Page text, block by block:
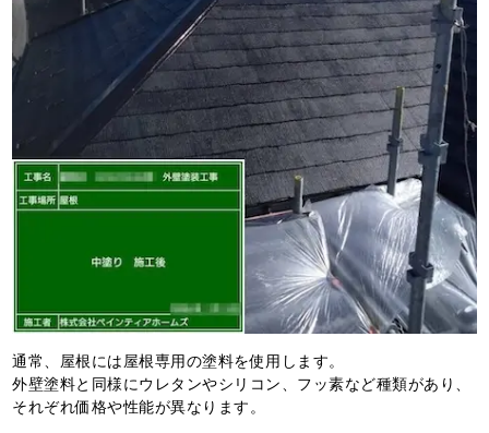
通常、屋根には屋根専用の塗料を使用します。
外壁塗料と同様にウレタンやシリコン、フッ素など種類があり、
それぞれ価格や性能が異なります。